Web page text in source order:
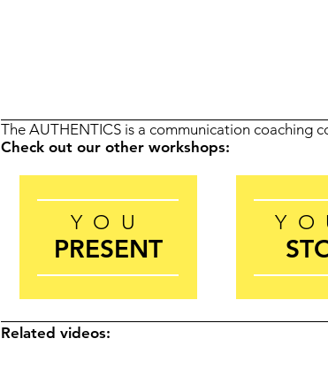
Check out our other workshops:
Related videos:
The AUTHENTICS is a communication coaching
YOU
PRESENT